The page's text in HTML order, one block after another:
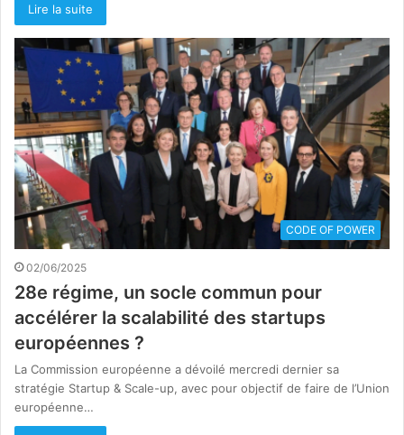
Lire la suite
CODE OF POWER
02/06/2025
28e régime, un socle commun pour
accélérer la scalabilité des startups
européennes ?
La Commission européenne a dévoilé mercredi dernier sa
stratégie Startup & Scale-up, avec pour objectif de faire de l’Union
européenne…